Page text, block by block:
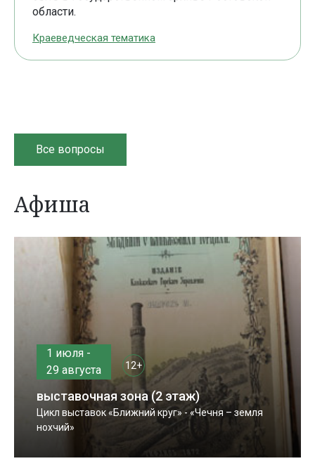
области.
Краеведческая тематика
Все вопросы
Афиша
1 июля -
29 августа
12+
выставочная зона (2 этаж)
Цикл выставок «Ближний круг» - «Чечня – земля
нохчий»